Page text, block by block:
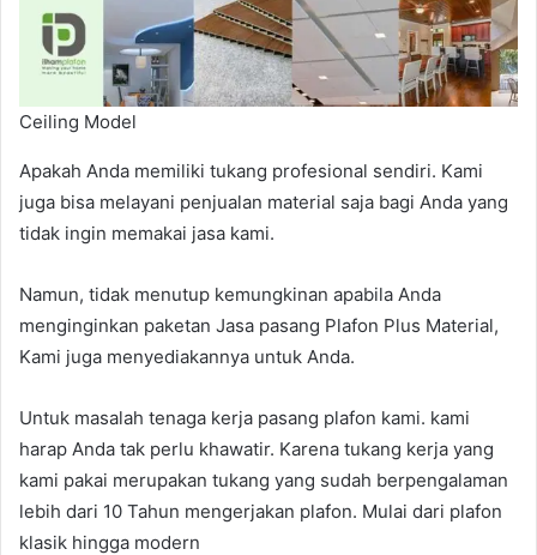
Ceiling Model
Apakah Anda memiliki tukang profesional sendiri. Kami
juga bisa melayani penjualan material saja bagi Anda yang
tidak ingin memakai jasa kami.
Namun, tidak menutup kemungkinan apabila Anda
menginginkan paketan Jasa pasang Plafon Plus Material,
Kami juga menyediakannya untuk Anda.
Untuk masalah tenaga kerja pasang plafon kami. kami
harap Anda tak perlu khawatir. Karena tukang kerja yang
kami pakai merupakan tukang yang sudah berpengalaman
lebih dari 10 Tahun mengerjakan plafon. Mulai dari plafon
klasik hingga modern